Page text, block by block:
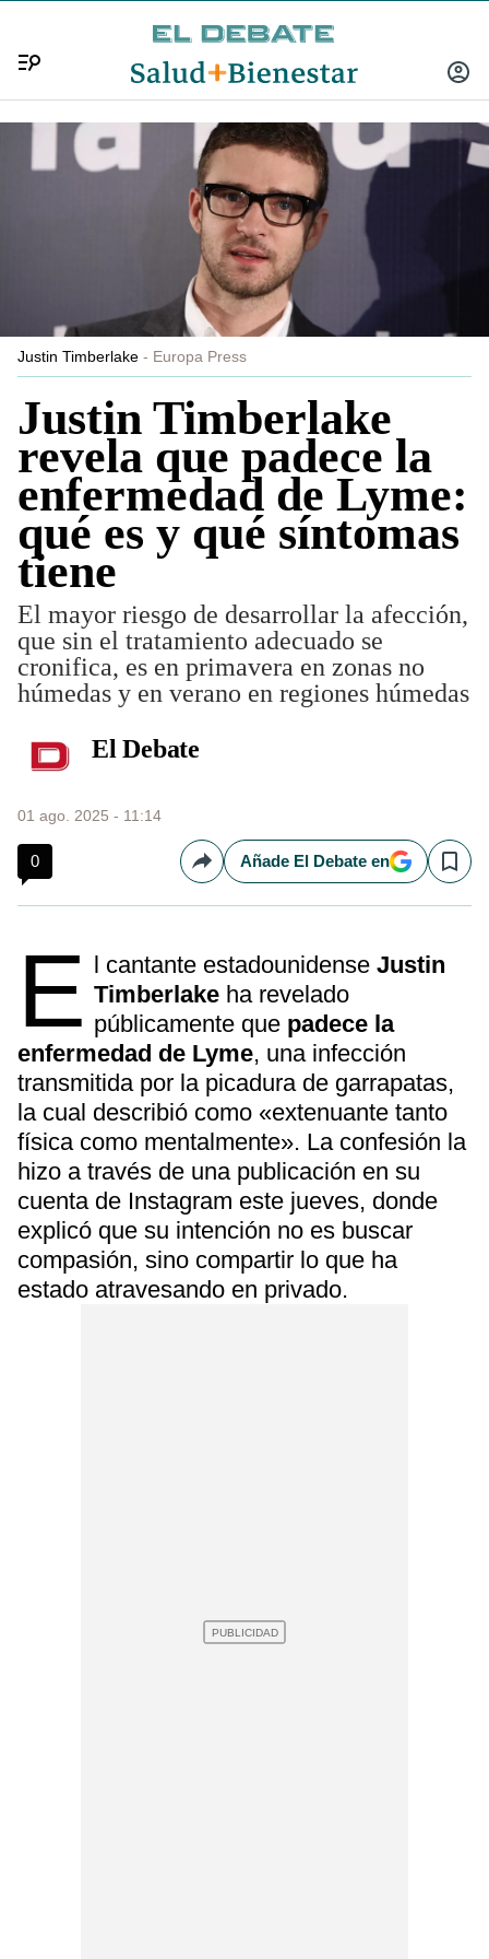
INICIAR
Justin Timberlake Europa Press
Justin Timberlake
revela que padece la
enfermedad de Lyme:
qué es y qué síntomas
tiene
El mayor riesgo de desarrollar la afección,
que sin el tratamiento adecuado se
cronifica, es en primavera en zonas no
húmedas y en verano en regiones húmedas
El Debate
01 ago. 2025 - 11:14
0 CompartirAñade El Debate en Save
E l cantante estadounidenseJustin
Timberlake ha revelado
públicamente que padece la
enfermedad de Lyme, una infección
transmitida por la picadura de garrapatas,
la cual describió como «extenuante tanto
física como mentalmente». La confesión la
hizo a través de una publicación en su
cuenta de Instagram este jueves, donde
explicó que su intención no es buscar
compasión, sino compartir lo que ha
estado atravesando en privado.